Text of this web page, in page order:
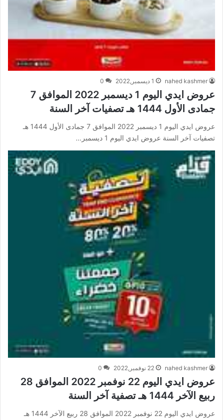
nahed kashmer 1 ديسمبر,2022 0
عروض ايدي اليوم 1 ديسمبر 2022 الموافق 7
جمادى الأول 1444 هـ تصفيات آخر السنة
عروض ايدي اليوم 1 ديسمبر 2022 الموافق 7 جمادى الأول 1444 هـ
تصفيات آخر السنة عروض ايدي اليوم 1 ديسمبر…
nahed kashmer 22 نوفمبر,2022 0
عروض ايدي اليوم 22 نوفمبر 2022 الموافق 28
ربيع الآخر 1444 هـ تصفية آخر السنة
عروض ايدي اليوم 22 نوفمبر 2022 الموافق 28 ربيع الآخر 1444 هـ